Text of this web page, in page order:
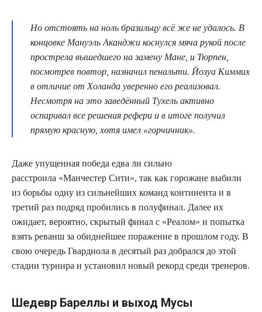
Но отстоять на ноль бразильцу всё же не удалось. В
концовке Мануэль Аканджи коснулся мяча рукой после
прострела вышедшего на замену Мане, и Тюрпен,
посмотрев повтор, назначил пенальти. Йозуа Киммих
в отличие от Холанда уверенно его реализовал.
Несмотря на это заведённый Тухель активно
оспаривал все решения рефери и в итоге получил
прямую красную, хотя имел «горчичник».
Даже упущенная победа едва ли сильно
расстроила «Манчестер Сити», так как горожане выбили
из борьбы одну из сильнейших команд континента и в
третий раз подряд пробились в полуфинал. Далее их
ожидает, вероятно, скрытый финал с «Реалом» и попытка
взять реванш за обиднейшее поражение в прошлом году. В
свою очередь Гвардиола в десятый раз добрался до этой
стадии турнира и установил новый рекорд среди тренеров.
Шедевр Бареллы и выход Мусы